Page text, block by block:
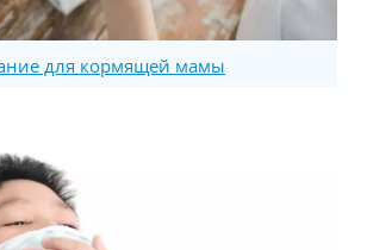
для кормящей мамы